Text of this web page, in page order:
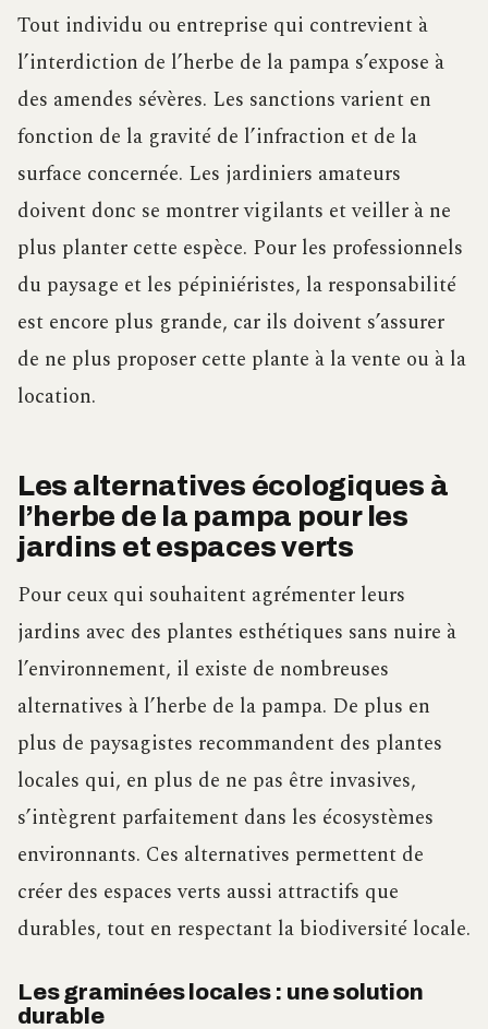
Tout individu ou entreprise qui contrevient à
l’interdiction de l’herbe de la pampa s’expose à
des amendes sévères. Les sanctions varient en
fonction de la gravité de l’infraction et de la
surface concernée. Les jardiniers amateurs
doivent donc se montrer vigilants et veiller à ne
plus planter cette espèce. Pour les professionnels
du paysage et les pépiniéristes, la responsabilité
est encore plus grande, car ils doivent s’assurer
de ne plus proposer cette plante à la vente ou à la
location.
Les alternatives écologiques à
l’herbe de la pampa pour les
jardins et espaces verts
Pour ceux qui souhaitent agrémenter leurs
jardins avec des plantes esthétiques sans nuire à
l’environnement, il existe de nombreuses
alternatives à l’herbe de la pampa. De plus en
plus de paysagistes recommandent des plantes
locales qui, en plus de ne pas être invasives,
s’intègrent parfaitement dans les écosystèmes
environnants. Ces alternatives permettent de
créer des espaces verts aussi attractifs que
durables, tout en respectant la biodiversité locale.
Les graminées locales : une solution
durable